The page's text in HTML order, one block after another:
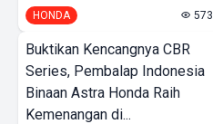
HONDA 573
Buktikan Kencangnya CBR
Series, Pembalap Indonesia
Binaan Astra Honda Raih
Kemenangan di...